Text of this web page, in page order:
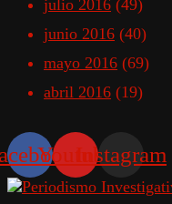
julio 2016 (49)
junio 2016 (40)
mayo 2016 (69)
abril 2016 (19)
YoutubeInstagram